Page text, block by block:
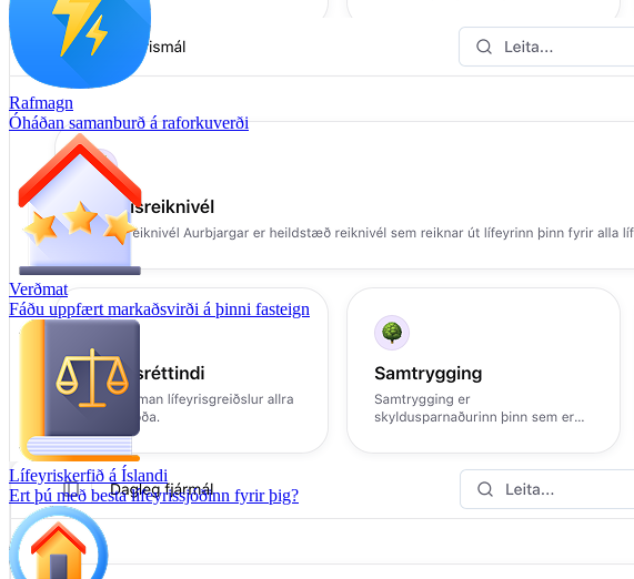
Rafmagn
Óháðan samanburð á raforkuverði
Verðmat
Fáðu uppfært markaðsvirði á þinni fasteign
Lífeyriskerfið á Íslandi
Ert þú með besta lífeyrissjóðinn fyrir þig?